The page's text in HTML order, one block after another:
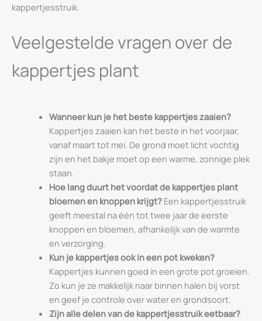
kappertjesstruik.
Veelgestelde vragen over de
kappertjes plant
Wanneer kun je het beste kappertjes zaaien?
Kappertjes zaaien kan het beste in het voorjaar,
vanaf maart tot mei. De grond moet licht vochtig
zijn en het bakje moet op een warme, zonnige plek
staan.
Hoe lang duurt het voordat de kappertjes plant
bloemen en knoppen krijgt?Een kappertjesstruik
geeft meestal na één tot twee jaar de eerste
knoppen en bloemen, afhankelijk van de warmte
en verzorging.
Kun je kappertjes ook in een pot kweken?
Kappertjes kunnen goed in een grote pot groeien.
Zo kun je ze makkelijk naar binnen halen bij vorst
en geef je controle over water en grondsoort.
Zijn alle delen van de kappertjesstruik eetbaar?